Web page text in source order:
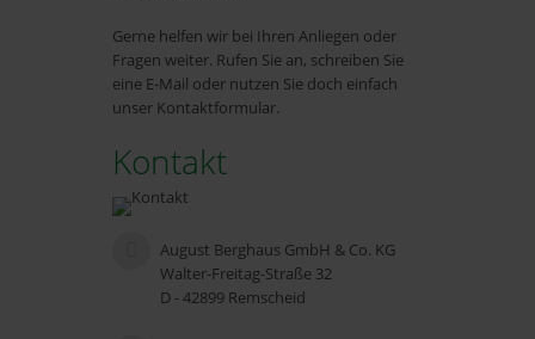
Gerne helfen wir bei Ihren Anliegen oder
Fragen weiter. Rufen Sie an, schreiben Sie
eine E-Mail oder nutzen Sie doch einfach
unser Kontaktformular.
Kontakt
August Berghaus GmbH & Co. KG
Walter-Freitag-Straße 32
D - 42899 Remscheid